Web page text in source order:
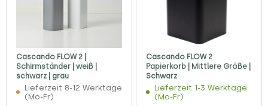
Cascando FLOW 2 |
Schirmständer | weiß |
schwarz | grau
Lieferzeit 8-12 Werktage
(Mo-Fr)
Cascando FLOW 2
Papierkorb | Mittlere Größe |
Schwarz
Lieferzeit 1-3 Werktage
(Mo-Fr)